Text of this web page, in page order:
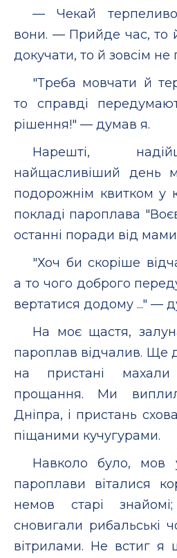
— Чекай
вони. — Прийде час, то
докучати, то й зовсім не
"Треба мовчати й
то справді
рішення!" — думав я.
Нарешті,
найщасливіший день
подорожнім квитком у
покладі пароплава
останні поради від мами
"Хоч би скоріше
а то чого доброго
вертатися додому ..." —
На моє щастя,
пароплав відчалив. Ще
на пристані
прощання. Ми
Дніпра, і пристань
піщаними кучугурами.
Навколо було, мов у
пароплави віталися
немов старі
сновигали рибальські
вітрилами. Не встиг я